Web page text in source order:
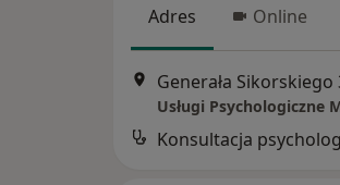
Adres Online
Generała
Usługi Psychologiczne
Konsultacja